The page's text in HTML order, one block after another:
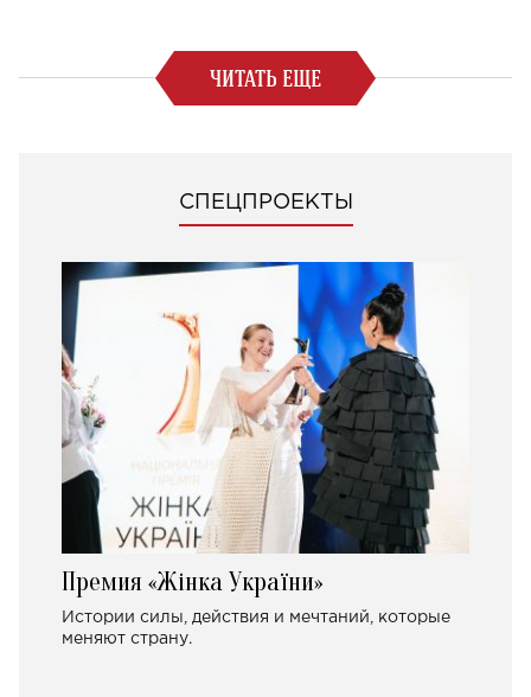
ЧИТАТЬ ЕЩЕ
СПЕЦПРОЕКТЫ
Премия «Жінка України»
Истории силы, действия и мечтаний, которые
меняют страну.